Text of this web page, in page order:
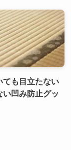
ても目立たない
い凹み防止グッ